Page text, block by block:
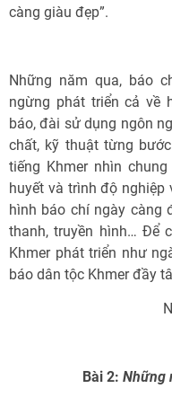
càng giàu đẹp”.
Những năm qua, báo
ngừng phát triển cả về
báo, đài sử dụng ngôn
chất, kỹ thuật từng
tiếng Khmer nhìn
huyết và trình độ
hình báo chí ngày càng
thanh, truyền hình… Để
Khmer phát triển như
báo dân tộc Khmer đầy
Bài 2: Những